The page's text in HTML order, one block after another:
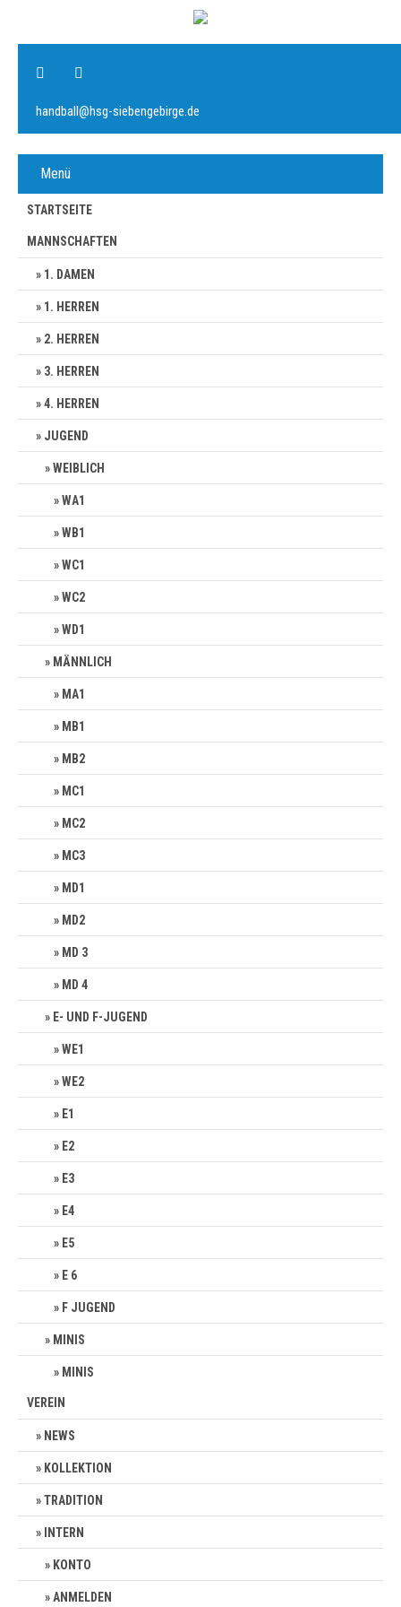
handball@hsg-siebengebirge.de
Menü
STARTSEITE
MANNSCHAFTEN
1. DAMEN
1. HERREN
2. HERREN
3. HERREN
4. HERREN
JUGEND
WEIBLICH
WA1
WB1
WC1
WC2
WD1
MÄNNLICH
MA1
MB1
MB2
MC1
MC2
MC3
MD1
MD2
MD 3
MD 4
E- UND F-JUGEND
WE1
WE2
E1
E2
E3
E4
E5
E 6
F JUGEND
MINIS
MINIS
VEREIN
NEWS
KOLLEKTION
TRADITION
INTERN
KONTO
ANMELDEN